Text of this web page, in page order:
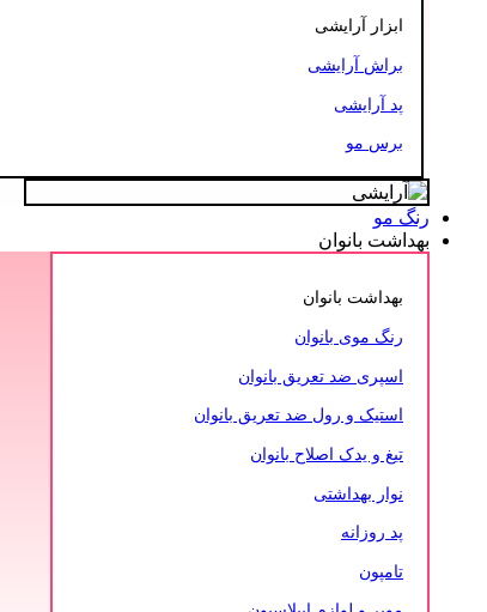
ابزار آرایشی
براش آرایشی
پد آرایشی
برس مو
رنگ مو
بهداشت بانوان
بهداشت بانوان
رنگ موی بانوان
اسپری ضد تعریق بانوان
استیک و رول ضد تعریق بانوان
تیغ و یدک اصلاح بانوان
نوار بهداشتی
پد روزانه
تامپون